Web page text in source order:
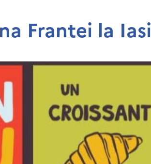
Frantei la Iasi